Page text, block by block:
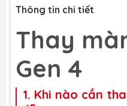
Thông tin chi tiết
Thay
Gen 4
1. Khi nào cần